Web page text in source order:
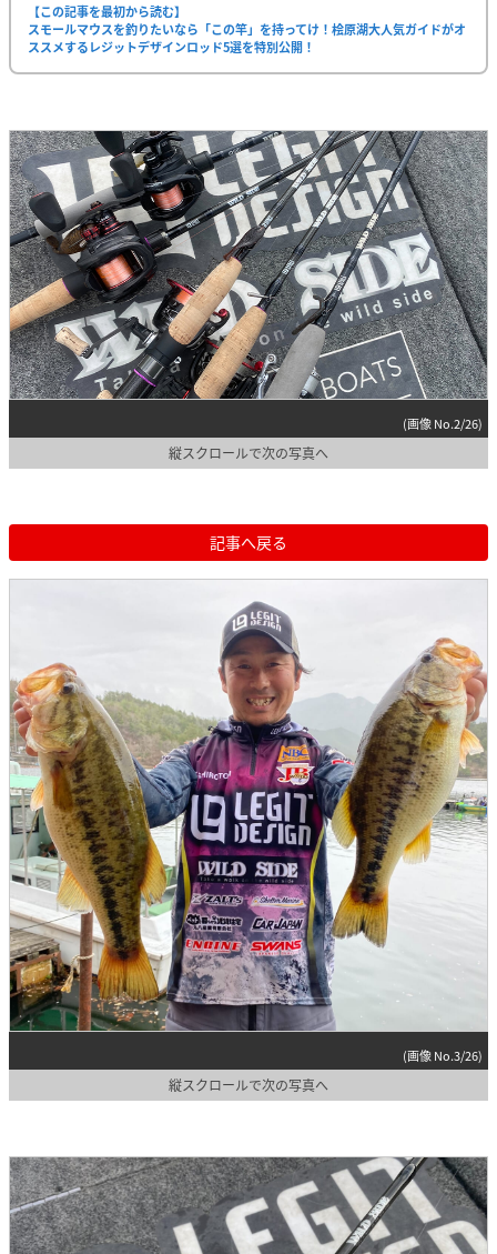
【この記事を最初から読む】
スモールマウスを釣りたいなら「この竿」を持ってけ！桧原湖大人気ガイドがオ
ススメするレジットデザインロッド5選を特別公開！
(画像 No.2/26)
縦スクロールで次の写真へ
記事へ戻る
(画像 No.3/26)
縦スクロールで次の写真へ